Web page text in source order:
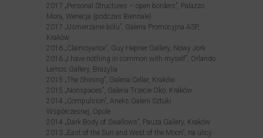
2017 „Personal Structures – open borders”, Palazzo
Mora, Wenecja (podczas Biennale)
2017 „Uśmierzanie bólu”, Galeria Promocyjna ASP,
Kraków
2016 „Clairvoyance”, Guy Hepner Gallery, Nowy Jork
2016 „I have nothing in common with myself”, Orlando
Lemos Gallery, Brazylia
2015 „The Shining”, Galeria Cellar, Kraków
2015 „Nonspaces”, Galeria Trzecie Oko, Kraków
2014 „Compulsion”, Aneks Galerii Sztuki
Współczesnej, Opole
2014 „Dark Body of Swallows”, Pauza Gallery, Kraków
2013 „East of the Sun and West of the Moon”, na ulicy